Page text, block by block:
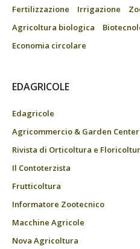
Fertilizzazione
Irrigazione
Agricoltura biologica
Economia circolare
EDAGRICOLE
Edagricole
Agricommercio & Garden Center
Rivista di Orticoltura e
Il Contoterzista
Frutticoltura
Informatore Zootecnico
Macchine Agricole
Nova Agricoltura